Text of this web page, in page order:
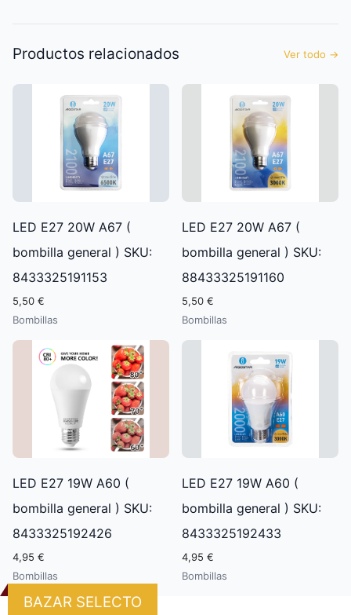
Productos relacionados Ver todo →
LED E27 20W A67 (
bombilla general ) SKU:
8433325191153
5,50 €
Bombillas
LED E27 20W A67 (
bombilla general ) SKU:
88433325191160
5,50 €
Bombillas
LED E27 19W A60 (
bombilla general ) SKU:
8433325192426
4,95 €
Bombillas
LED E27 19W A60 (
bombilla general ) SKU:
8433325192433
4,95 €
Bombillas
BAZAR SELECTO